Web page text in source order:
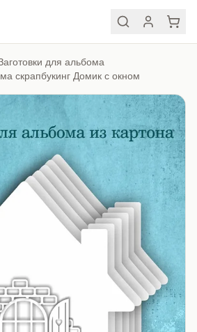
для альбома
скрапбукинг Домик с окном